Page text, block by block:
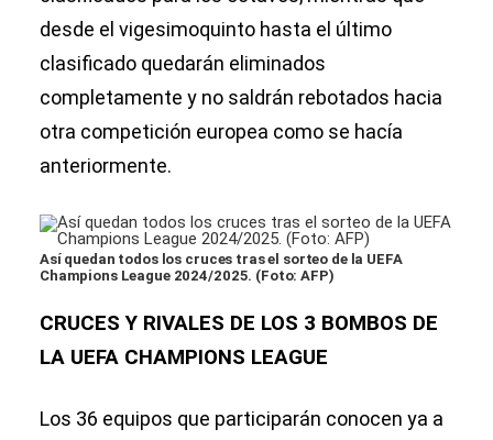
desde el vigesimoquinto hasta el último
clasificado quedarán eliminados
completamente y no saldrán rebotados hacia
otra competición europea como se hacía
anteriormente.
Así quedan todos los cruces tras el sorteo de la UEFA
Champions League 2024/2025. (Foto: AFP)
CRUCES Y RIVALES DE LOS 3 BOMBOS DE
LA UEFA CHAMPIONS LEAGUE
Los 36 equipos que participarán conocen ya a